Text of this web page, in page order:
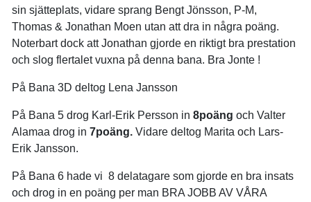
sin sjätteplats, vidare sprang Bengt Jönsson, P-M,
Thomas & Jonathan Moen utan att dra in några poäng.
Noterbart dock att Jonathan gjorde en riktigt bra prestation
och slog flertalet vuxna på denna bana. Bra Jonte !
På Bana 3D deltog Lena Jansson
På Bana 5 drog Karl-Erik Persson in 8poäng och Valter
Alamaa drog in 7poäng. Vidare deltog Marita och Lars-
Erik Jansson.
På Bana 6 hade vi 8 delatagare som gjorde en bra insats
och drog in en poäng per man BRA JOBB AV VÅRA